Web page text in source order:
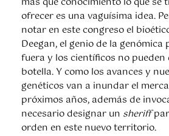
ofrecer es una vaguísima idea.
notar en este congreso el
Deegan, el genio de la genómica
fuera y los científicos no pueden
botella. Y como los avances y
genéticos van a inundar el
próximos años, además de
necesario designar un sheriff
orden en este nuevo territorio.